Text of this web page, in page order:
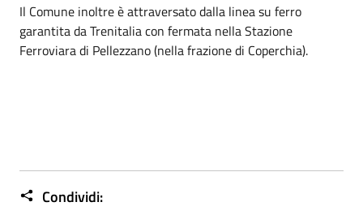
Il Comune inoltre è attraversato dalla linea su ferro
garantita da Trenitalia con fermata nella Stazione
Ferroviara di Pellezzano (nella frazione di Coperchia).
Condividi: